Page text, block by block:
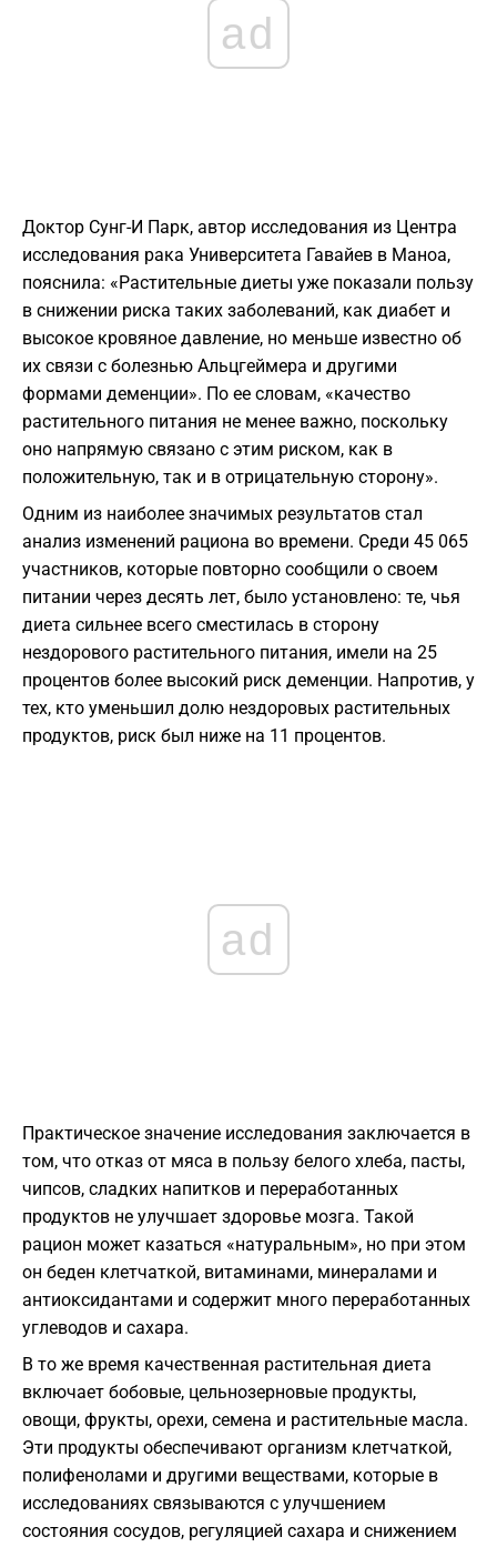
ad
Доктор Сунг-И Парк, автор исследования из Центра
исследования рака Университета Гавайев в Маноа,
пояснила: «Растительные диеты уже показали пользу
в снижении риска таких заболеваний, как диабет и
высокое кровяное давление, но меньше известно об
их связи с болезнью Альцгеймера и другими
формами деменции». По ее словам, «качество
растительного питания не менее важно, поскольку
оно напрямую связано с этим риском, как в
положительную, так и в отрицательную сторону».
Одним из наиболее значимых результатов стал
анализ изменений рациона во времени. Среди 45 065
участников, которые повторно сообщили о своем
питании через десять лет, было установлено: те, чья
диета сильнее всего сместилась в сторону
нездорового растительного питания, имели на 25
процентов более высокий риск деменции. Напротив, у
тех, кто уменьшил долю нездоровых растительных
продуктов, риск был ниже на 11 процентов.
ad
Практическое значение исследования заключается в
том, что отказ от мяса в пользу белого хлеба, пасты,
чипсов, сладких напитков и переработанных
продуктов не улучшает здоровье мозга. Такой
рацион может казаться «натуральным», но при этом
он беден клетчаткой, витаминами, минералами и
антиоксидантами и содержит много переработанных
углеводов и сахара.
В то же время качественная растительная диета
включает бобовые, цельнозерновые продукты,
овощи, фрукты, орехи, семена и растительные масла.
Эти продукты обеспечивают организм клетчаткой,
полифенолами и другими веществами, которые в
исследованиях связываются с улучшением
состояния сосудов, регуляцией сахара и снижением